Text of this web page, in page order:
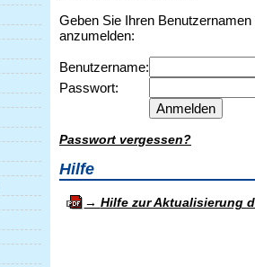
Geben Sie Ihren
anzumelden:
Benutzername:
Passwort:
Passwort vergessen?
Hilfe
Hilfe zur Aktualisierung